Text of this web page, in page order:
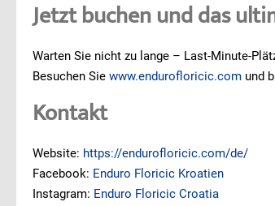
Jetzt buchen und das
Warten Sie nicht zu lange – Last-Minute-
Besuchen Siewww.endurofloricic.com und
Kontakt
Website: https://endurofloricic.com/de/
Facebook: Enduro Floricic Kroatien
Instagram: Enduro Floricic Croatia